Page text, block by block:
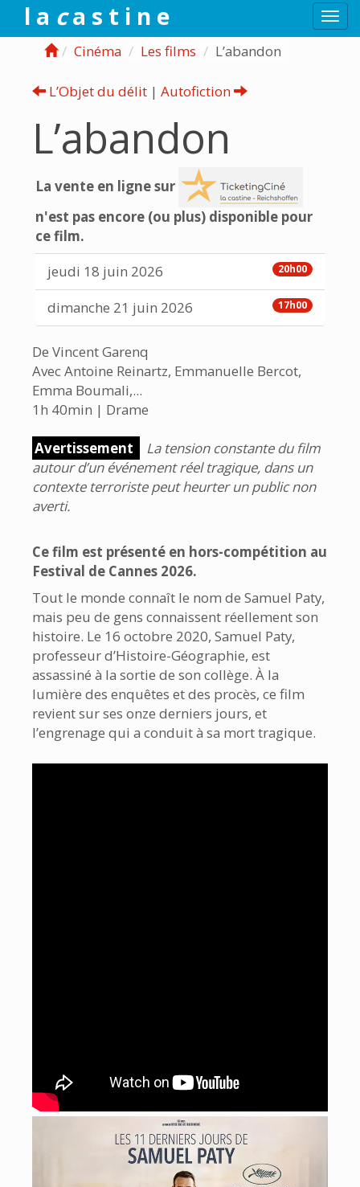
l a ca s t i n e
Cinéma Les films L’abandon
L’Objet du délit | Autofiction
L’abandon
La vente en ligne sur
n'est pas encore (ou plus) disponible pour
ce film.
20h00
jeudi 18 juin 2026
17h00
dimanche 21 juin 2026
De Vincent Garenq
Avec Antoine Reinartz, Emmanuelle Bercot,
Emma Boumali,...
1h 40min | Drame
Avertissement
La tension constante du film
autour d’un événement réel tragique, dans un
contexte terroriste peut heurter un public non
averti.
Ce film est présenté en hors-compétition au
Festival de Cannes 2026.
Tout le monde connaît le nom de Samuel Paty,
mais peu de gens connaissent réellement son
histoire. Le 16 octobre 2020, Samuel Paty,
professeur d’Histoire-Géographie, est
assassiné à la sortie de son collège. À la
lumière des enquêtes et des procès, ce film
revient sur ses onze derniers jours, et
l’engrenage qui a conduit à sa mort tragique.